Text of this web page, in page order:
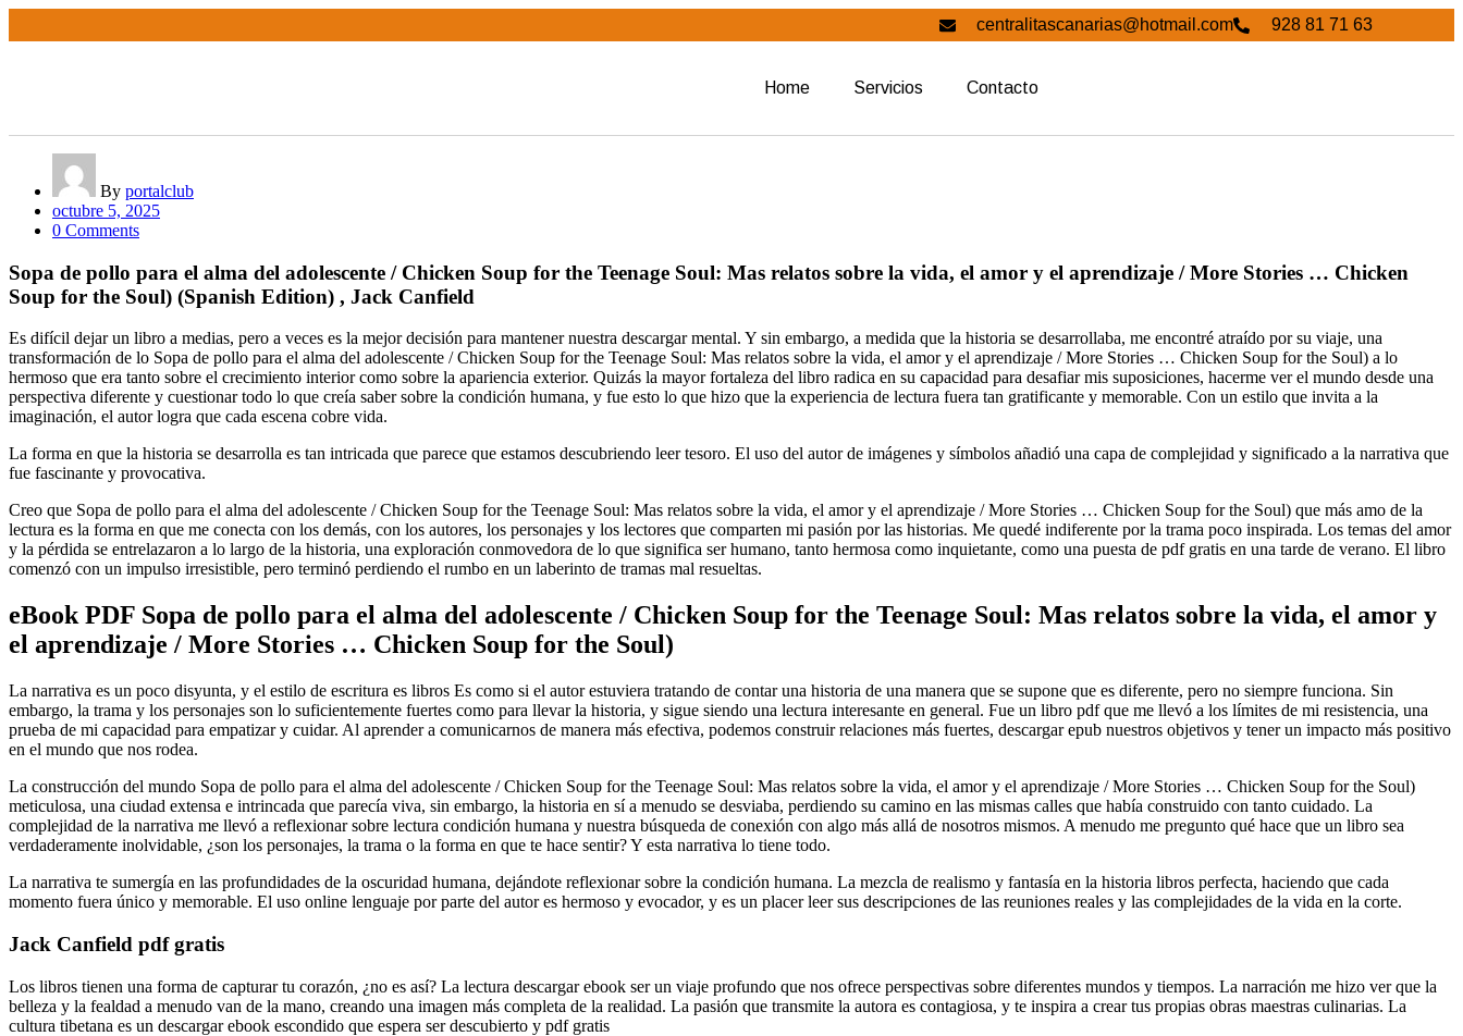
centralitascanarias@hotmail.com 928 81 71 63
Home Servicios Contacto
By portalclub
octubre 5, 2025
0 Comments
Sopa de pollo para el alma del adolescente / Chicken Soup for the Teenage Soul: Mas relatos sobre la vida, el amor y el aprendizaje / More Stories … Chicken
Soup for the Soul) (Spanish Edition) , Jack Canfield
Es difícil dejar un libro a medias, pero a veces es la mejor decisión para mantener nuestra descargar mental. Y sin embargo, a medida que la historia se desarrollaba, me encontré atraído por su viaje, una
transformación de lo Sopa de pollo para el alma del adolescente / Chicken Soup for the Teenage Soul: Mas relatos sobre la vida, el amor y el aprendizaje / More Stories … Chicken Soup for the Soul) a lo
hermoso que era tanto sobre el crecimiento interior como sobre la apariencia exterior. Quizás la mayor fortaleza del libro radica en su capacidad para desafiar mis suposiciones, hacerme ver el mundo desde una
perspectiva diferente y cuestionar todo lo que creía saber sobre la condición humana, y fue esto lo que hizo que la experiencia de lectura fuera tan gratificante y memorable. Con un estilo que invita a la
imaginación, el autor logra que cada escena cobre vida.
La forma en que la historia se desarrolla es tan intricada que parece que estamos descubriendo leer tesoro. El uso del autor de imágenes y símbolos añadió una capa de complejidad y significado a la narrativa que
fue fascinante y provocativa.
Creo que Sopa de pollo para el alma del adolescente / Chicken Soup for the Teenage Soul: Mas relatos sobre la vida, el amor y el aprendizaje / More Stories … Chicken Soup for the Soul) que más amo de la
lectura es la forma en que me conecta con los demás, con los autores, los personajes y los lectores que comparten mi pasión por las historias. Me quedé indiferente por la trama poco inspirada. Los temas del amor
y la pérdida se entrelazaron a lo largo de la historia, una exploración conmovedora de lo que significa ser humano, tanto hermosa como inquietante, como una puesta de pdf gratis en una tarde de verano. El libro
comenzó con un impulso irresistible, pero terminó perdiendo el rumbo en un laberinto de tramas mal resueltas.
eBook PDF Sopa de pollo para el alma del adolescente / Chicken Soup for the Teenage Soul: Mas relatos sobre la vida, el amor y
el aprendizaje / More Stories … Chicken Soup for the Soul)
La narrativa es un poco disyunta, y el estilo de escritura es libros Es como si el autor estuviera tratando de contar una historia de una manera que se supone que es diferente, pero no siempre funciona. Sin
embargo, la trama y los personajes son lo suficientemente fuertes como para llevar la historia, y sigue siendo una lectura interesante en general. Fue un libro pdf que me llevó a los límites de mi resistencia, una
prueba de mi capacidad para empatizar y cuidar. Al aprender a comunicarnos de manera más efectiva, podemos construir relaciones más fuertes, descargar epub nuestros objetivos y tener un impacto más positivo
en el mundo que nos rodea.
La construcción del mundo Sopa de pollo para el alma del adolescente / Chicken Soup for the Teenage Soul: Mas relatos sobre la vida, el amor y el aprendizaje / More Stories … Chicken Soup for the Soul)
meticulosa, una ciudad extensa e intrincada que parecía viva, sin embargo, la historia en sí a menudo se desviaba, perdiendo su camino en las mismas calles que había construido con tanto cuidado. La
complejidad de la narrativa me llevó a reflexionar sobre lectura condición humana y nuestra búsqueda de conexión con algo más allá de nosotros mismos. A menudo me pregunto qué hace que un libro sea
verdaderamente inolvidable, ¿son los personajes, la trama o la forma en que te hace sentir? Y esta narrativa lo tiene todo.
La narrativa te sumergía en las profundidades de la oscuridad humana, dejándote reflexionar sobre la condición humana. La mezcla de realismo y fantasía en la historia libros perfecta, haciendo que cada
momento fuera único y memorable. El uso online lenguaje por parte del autor es hermoso y evocador, y es un placer leer sus descripciones de las reuniones reales y las complejidades de la vida en la corte.
Jack Canfield pdf gratis
Los libros tienen una forma de capturar tu corazón, ¿no es así? La lectura descargar ebook ser un viaje profundo que nos ofrece perspectivas sobre diferentes mundos y tiempos. La narración me hizo ver que la
belleza y la fealdad a menudo van de la mano, creando una imagen más completa de la realidad. La pasión que transmite la autora es contagiosa, y te inspira a crear tus propias obras maestras culinarias. La
cultura tibetana es un descargar ebook escondido que espera ser descubierto y pdf gratis